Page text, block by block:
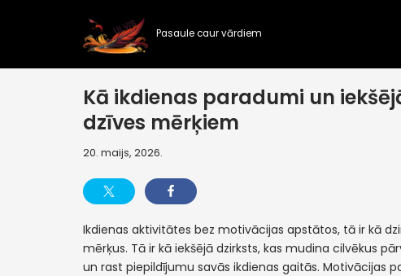
Pasaule caur vārdiem
Kā ikdienas paradumi un
dzīves mērķiem
20. maijs, 2026.
Ikdienas aktivitātes bez motivācijas apstātos, tā ir kā
mērķus. Tā ir kā iekšējā dzirksts, kas mudina cilvēkus
un rast piepildījumu savās ikdienas gaitās. Motivācijas